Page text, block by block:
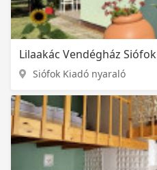
Lilaakác Vendégház Siófok
Siófok Kiadó nyaraló